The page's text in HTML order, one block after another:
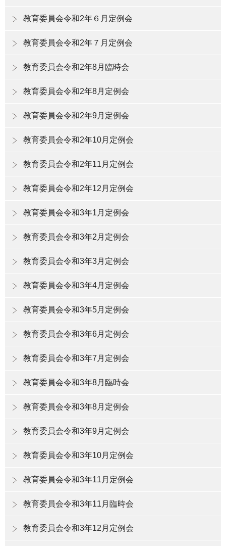
教育委員会令和2年６月定例会
教育委員会令和2年７月定例会
教育委員会令和2年8月臨時会
教育委員会令和2年8月定例会
教育委員会令和2年9月定例会
教育委員会令和2年10月定例会
教育委員会令和2年11月定例会
教育委員会令和2年12月定例会
教育委員会令和3年1月定例会
教育委員会令和3年2月定例会
教育委員会令和3年3月定例会
教育委員会令和3年4月定例会
教育委員会令和3年5月定例会
教育委員会令和3年6月定例会
教育委員会令和3年7月定例会
教育委員会令和3年8月臨時会
教育委員会令和3年8月定例会
教育委員会令和3年9月定例会
教育委員会令和3年10月定例会
教育委員会令和3年11月定例会
教育委員会令和3年11月臨時会
教育委員会令和3年12月定例会